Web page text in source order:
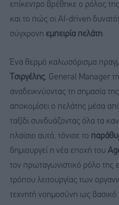
επίκεντρο βρέθηκε ο ρόλος της
και το πώς οι AI-driven
σύγχρονη εμπειρία πελάτη.
Ένα θερμό καλωσόρισμα
Τσιργέλης, General Manager
αναδεικνύοντας τη σημασία
αποκομίσει ο πελάτης μέσα
ταξίδι συνδυάζοντας όλα τα
πλαίσιο αυτό, τόνισε το
δημιουργεί η νέα εποχή του
τον πρωταγωνιστικό ρόλο της
τρόπου λειτουργίας των
τεχνητή νοημοσύνη ως βασικό